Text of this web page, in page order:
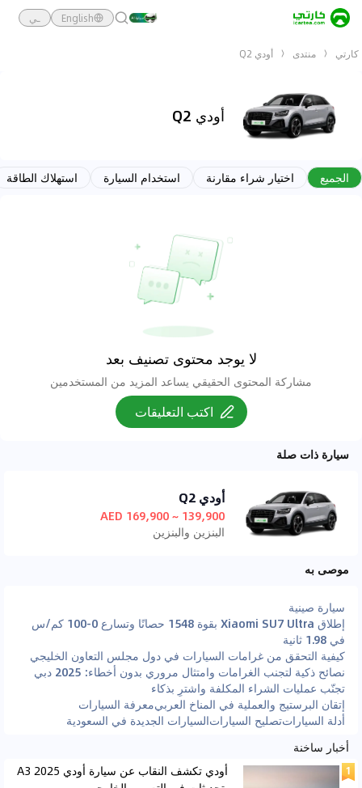
English ـي
كارتي منتدى أودي Q2
أودي Q2
الجميع اختيار شراء مقارنة استخدام السيارة استهلاك الطاقة
لا يوجد محتوى تصنيف بعد
مشاركة المحتوى الحقيقي يساعد المزيد من المستخدمين
اكتب التعليقات
سيارة ذات صلة
أودي Q2
139,900 ~ 169,900 AED
البنزين والبنزين
موصى به
سيارة صينية
إطلاق Xiaomi SU7 Ultra بقوة 1548 حصانًا وتسارع 0-100 كم/س
في 1.98 ثانية
كيفية التحقق من غرامات السيارات في دول مجلس التعاون الخليجي
نصائح ذكية لتجنب الغرامات وامتثال مروري بدون أخطاء: 2025 دبي
تجنّب عمليات الشراء المكلفة واشترِ بذكاء
إتقان البرستيج والعملية في المناخ العربيمعرفة السيارات
أدلة السياراتتصليح السياراتالسيارات الجديدة في السعودية
أخبار ساخنة
أودي تكشف النقاب عن سيارة أودي A3 2025